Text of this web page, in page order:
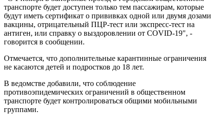
транспорте будет доступен только тем пассажирам, которые
будут иметь сертификат о прививках одной или двумя дозами
вакцины, отрицательный ПЦР-тест или экспресс-тест на
антиген, или справку о выздоровлении от COVID-19", -
говорится в сообщении.
Отмечается, что дополнительные карантинные ограничения
не касаются детей и подростков до 18 лет.
В ведомстве добавили, что соблюдение
противоэпидемических ограничений в общественном
транспорте будет контролироваться общими мобильными
группами.